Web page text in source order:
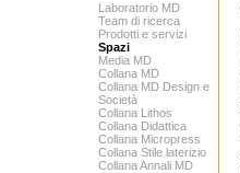
Laboratorio MD
Team di ricerca
Prodotti e servizi
Spazi
Media MD
Collana MD
Collana MD Design e
Società
Collana Lithos
Collana Didattica
Collana Micropress
Collana Stile laterizio
Collana Annali MD